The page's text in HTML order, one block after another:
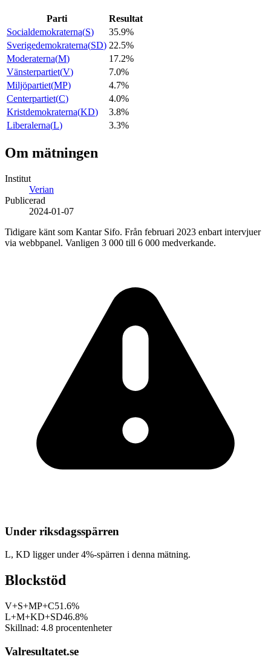
Parti
Resultat
Socialdemokraterna(S)
35.9%
Sverigedemokraterna(SD) 22.5%
Moderaterna(M)
17.2%
Vänsterpartiet(V)
7.0%
Miljöpartiet(MP)
4.7%
Centerpartiet(C)
4.0%
Kristdemokraterna(KD)
3.8%
Liberalerna(L) 3.3%
Om mätningen
Institut
Verian
Publicerad
2024-01-07
Tidigare känt som Kantar Sifo. Från februari 2023 enbart intervjuer
via webbpanel. Vanligen 3 000 till 6 000 medverkande.
Under riksdagsspärren
L, KD ligger under 4%-spärren i denna mätning.
Blockstöd
V+S+MP+C51.6%
L+M+KD+SD46.8%
Skillnad: 4.8 procentenheter
Valresultatet.se